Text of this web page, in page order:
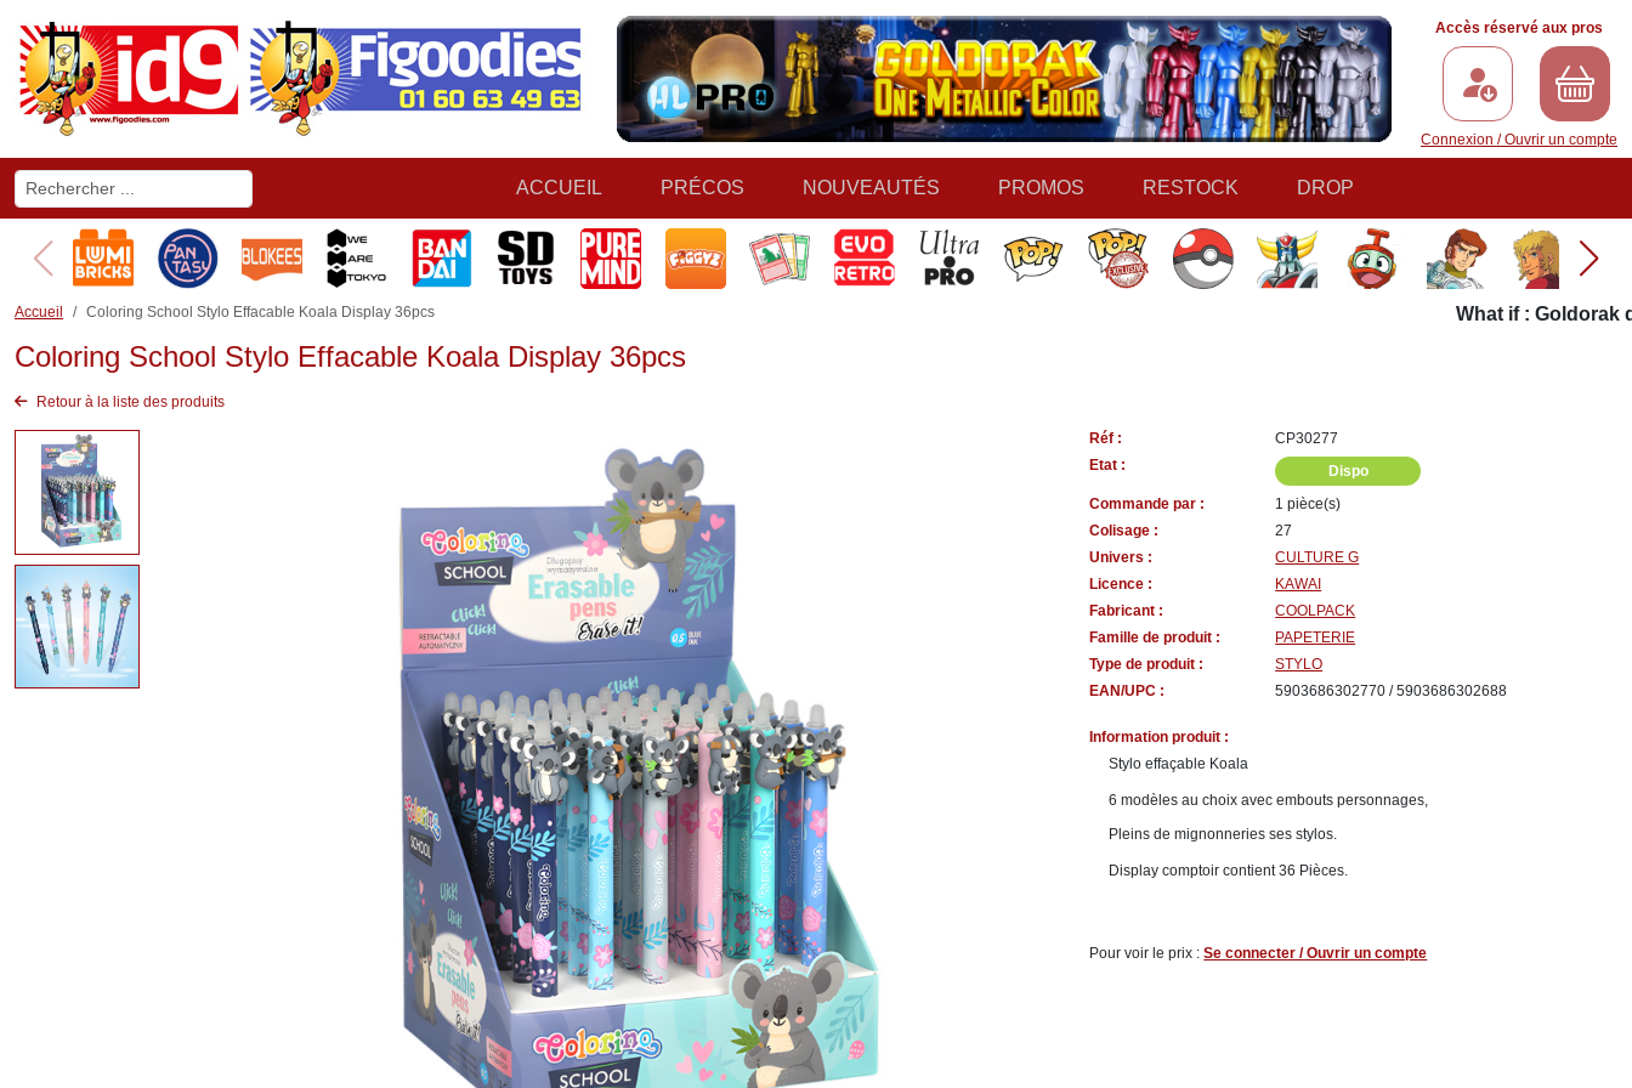
Accès réservé aux pros
Connexion / Ouvrir un compte
ACCUEIL PRÉCOS NOUVEAUTÉS PROMOS RESTOCK DROP
Accueil Coloring School Stylo Effacable Koala Display 36pcs What if : Goldorak
Coloring School Stylo Effacable Koala Display 36pcs
Retour à la liste des produits
Réf :
CP30277
Etat :
Dispo
Commande par :
1 pièce(s)
Colisage :
27
Univers :
CULTURE G
Licence :
KAWAI
Fabricant :
COOLPACK
Famille de produit :
PAPETERIE
Type de produit :
STYLO
EAN/UPC :
5903686302770 / 5903686302688
Information produit :
Stylo effaçable Koala
6 modèles au choix avec embouts personnages,
Pleins de mignonneries ses stylos.
Display comptoir contient 36 Pièces.
Pour voir le prix :Se connecter / Ouvrir un compte